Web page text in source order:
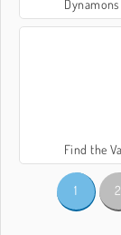
Find the
1 2